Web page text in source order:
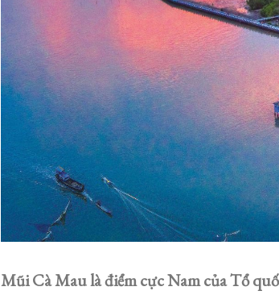
Mũi Cà Mau là điểm cực Nam của Tổ